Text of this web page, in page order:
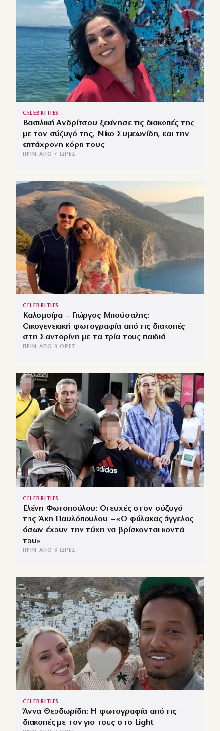
CELEBRITIES
Βασιλική Ανδρίτσου ξεκίνησε τις διακοπές της
με τον σύζυγό της, Νίκο Συμεωνίδη, και την
επτάχρονη κόρη τους
ΠΡΙΝ ΑΠΌ 7 ΏΡΕΣ
CELEBRITIES
Καλομοίρα – Γιώργος Μπούσαλης:
Οικογενειακή φωτογραφία από τις διακοπές
στη Σαντορίνη με τα τρία τους παιδιά
ΠΡΙΝ ΑΠΌ 8 ΏΡΕΣ
CELEBRITIES
Ελένη Φωτοπούλου: Οι ευχές στον σύζυγό
της Άκη Παυλόπουλου – «Ο φύλακας άγγελος
όσων έχουν την τύχη να βρίσκονται κοντά
του»
ΠΡΙΝ ΑΠΌ 8 ΏΡΕΣ
CELEBRITIES
Άννα Θεοδωρίδη: Η φωτογραφία από τις
διακοπές με τον γιο τους στο Light